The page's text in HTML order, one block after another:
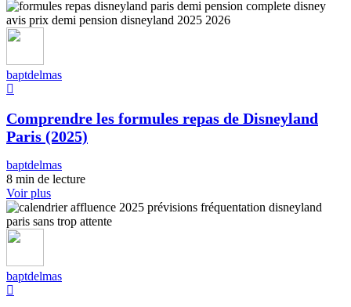
baptdelmas
Comprendre les formules repas de Disneyland
Paris (2025)
baptdelmas
8 min de lecture
Voir plus
baptdelmas